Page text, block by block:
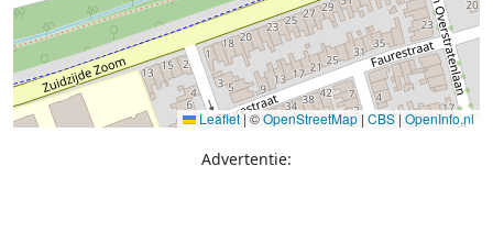
Leaflet|©OpenStreetMap | CBS | OpenInfo.nl
Advertentie: